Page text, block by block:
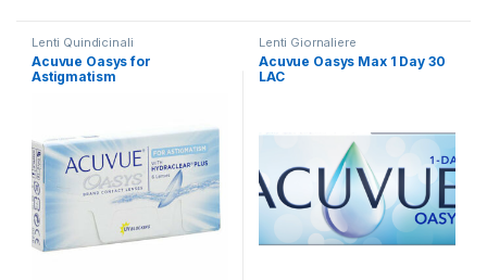
Lenti Quindicinali
Acuvue Oasys for
Astigmatism
Lenti Giornaliere
Acuvue Oasys Max 1 Day 30
LAC